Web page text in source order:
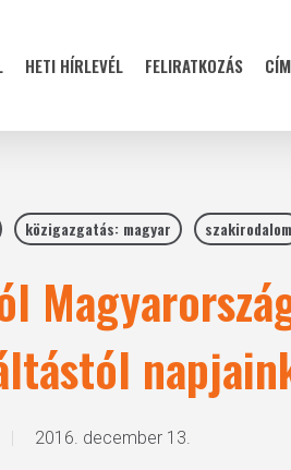
HETI HÍRLEVÉL FELIRATKOZÁS
közigazgatás: magyar szakirodalom
2016. december 13.